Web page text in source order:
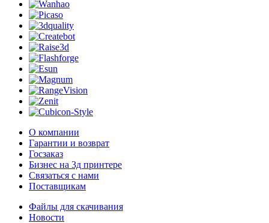
О компании
Гарантии и возврат
Госзаказ
Бизнес на 3д принтере
Связаться с нами
Поставщикам
Файлы для скачивания
Новости